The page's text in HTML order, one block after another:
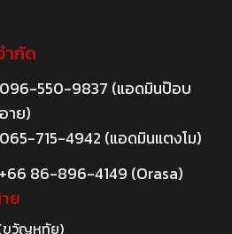
ำกัด
096-550-9837 (แอดมินป๊อบ
อาย)
065-715-4942 (แอดมินแตงโม)
+66 86-896-4149 (Orasa)
ย
ขวัญหทัย)